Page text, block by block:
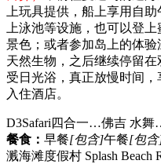
上玩具提供，船上享用自
上泳池等设施，也可以登
景色；或者参加岛上的体
天然生物，之后继续停留
受日光浴，真正放慢时间
入住酒店。
D3Safari四合一…佛吉 水
餐食： 早餐[包含]午餐[包
溅海滩度假村 Splash Beach